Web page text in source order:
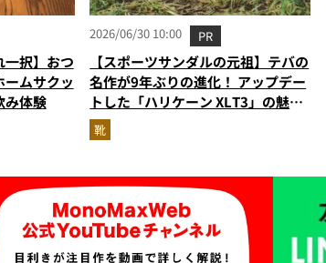
一択】おつ
ームサクッ
み体験
2026/06/30 10:00 PR
【スポーツサンダルの元祖】テバの
名作が9年ぶりの進化！ アップデー
トした「ハリケーン XLT3」の魅力
を識者があらゆる角度から徹底解
説！
靴